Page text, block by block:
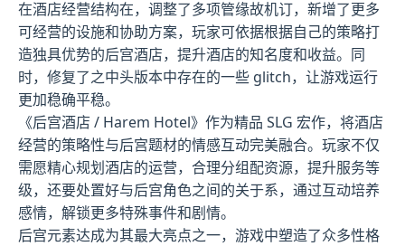
在酒店经营结构在，调整了多项管缘故机订，新增了更多
可经营的设施和协助方案，玩家可依据根据自己的策略打
造独具优势的后宫酒店，提升酒店的知名度和收益。同
时，修复了之中头版本中存在的一些 glitch，让游戏运行
更加稳确平稳。
《后宫酒店 / Harem Hotel》作为精品 SLG 宏作，将酒店
经营的策略性与后宫题材的情感互动完美融合。玩家不仅
需愿精心规划酒店的运营，合理分组配资源，提升服务等
级，还要处置好与后宫角色之间的关于系，通过互动培养
感情，解锁更多特殊事件和剧情。
后宫元素达成为其最大亮点之一，游戏中塑造了众多性格